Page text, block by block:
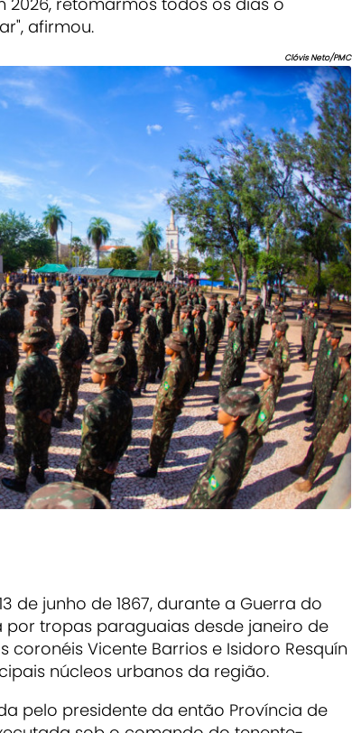
afirmou.
Clóvis Neto/PMC
de junho de 1867, durante a Guerra do
tropas paraguaias desde janeiro de
Vicente Barrios e Isidoro Resquín
núcleos urbanos da região.
pelo presidente da então Província de